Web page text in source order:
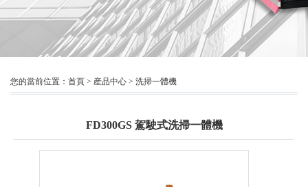
您的當前位置： 首頁 > 産品中心 > 洗掃一體機
FD300GS 駕駛式洗掃一體機